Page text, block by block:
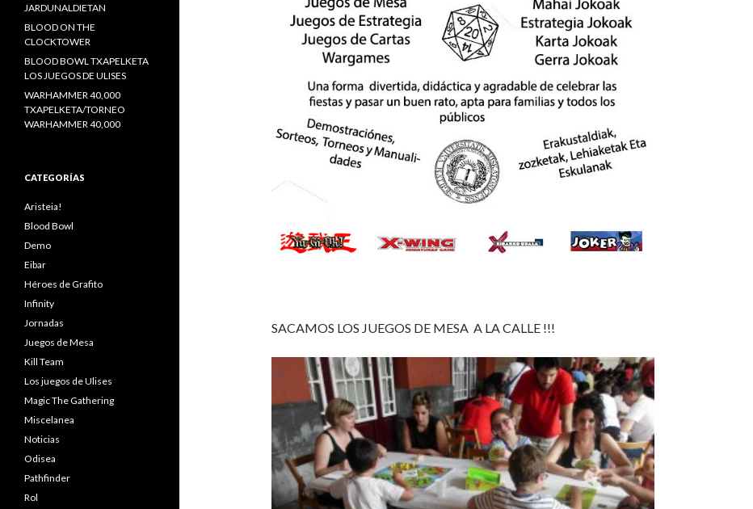
SACAMOS LOS JUEGOS DE MESA A LA CALLE !!!
JARDUNALDIETAN
BLOOD ON THE
CLOCKTOWER
BLOOD BOWL TXAPELKETA
LOS JUEGOS DE ULISES
WARHAMMER 40,000
TXAPELKETA/TORNEO
WARHAMMER 40,000
CATEGORÍAS
Aristeia!
Blood Bowl
Demo
Eibar
Héroes de Grafito
Infinity
Jornadas
Juegos de Mesa
Kill Team
Los juegos de Ulises
Magic The Gathering
Miscelanea
Noticias
Odisea
Pathfinder
Rol